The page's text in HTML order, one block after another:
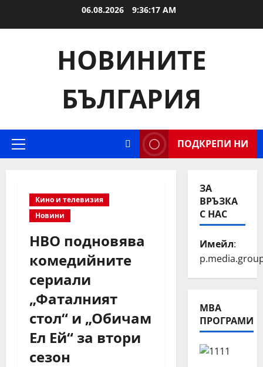
06.08.2026 9:36:18 AM
НОВИНИТЕ
БЪЛГАРИЯ
Primary
ПОДКРЕПИ НИ
Кино и телевизия
Новини
HBO подновява
комедийните
сериали
„Фаталният
стол“ и „Обичам
Ел Ей“ за втори
сезон
ЗА
ВРЪЗКА
С НАС
Имейл:
МВА
ПРОГРАМИ